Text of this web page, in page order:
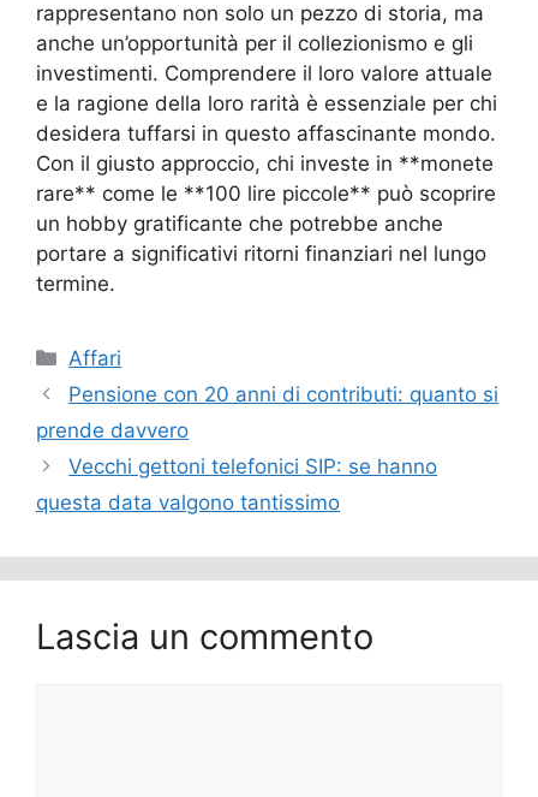
rappresentano non solo un pezzo di storia, ma
anche un’opportunità per il collezionismo e gli
investimenti. Comprendere il loro valore attuale
e la ragione della loro rarità è essenziale per chi
desidera tuffarsi in questo affascinante mondo.
Con il giusto approccio, chi investe in **monete
rare** come le **100 lire piccole** può scoprire
un hobby gratificante che potrebbe anche
portare a significativi ritorni finanziari nel lungo
termine.
Categorie
Affari
Pensione con 20 anni di contributi: quanto si
prende davvero
Vecchi gettoni telefonici SIP: se hanno
questa data valgono tantissimo
Lascia un commento